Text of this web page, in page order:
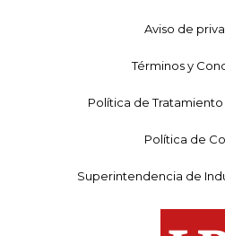
Aviso de
Términos y
Política de
Política de
Superintendencia de